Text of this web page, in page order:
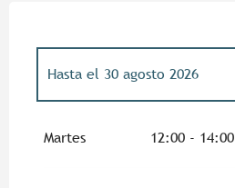
Hasta el 30 agosto 2026
Martes 12:00 - 14:00